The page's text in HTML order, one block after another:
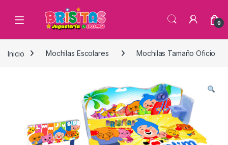
0
Inicio Mochilas Escolares Mochilas Tamaño Oficio